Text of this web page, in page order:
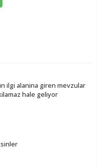
ilgi alanina giren mevzular
hale geliyor